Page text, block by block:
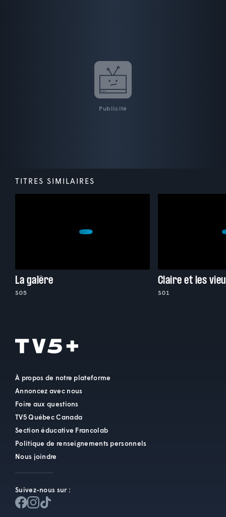
Publicité
TITRES SIMILAIRES
La galère
S05
Claire et les
S01
À propos de notre plateforme
Annoncez avec nous
Foire aux questions
TV5 Québec Canada
Section éducative Francolab
Politique de renseignements personnels
Nous joindre
Suivez-nous sur :